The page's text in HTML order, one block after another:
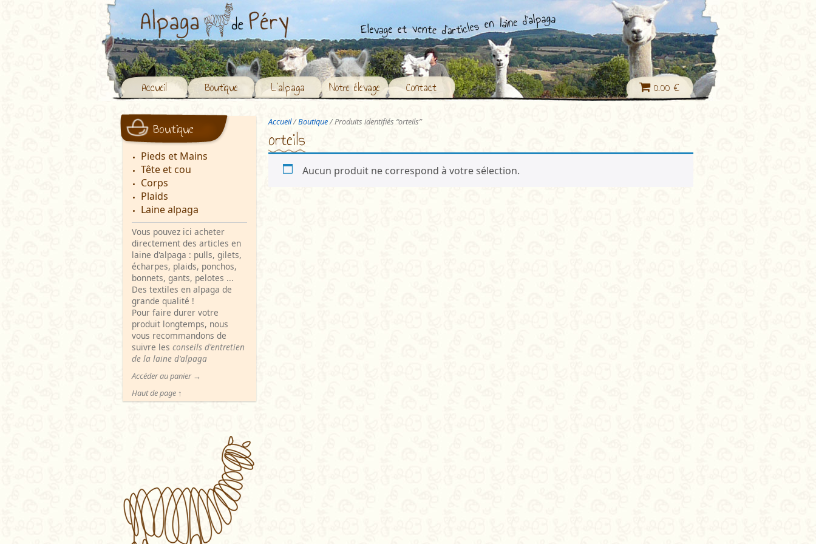
Accueil Boutique L’alpaga Notre élevage Contact 0.00 €
Accueil/Boutique/ Produits identifiés “orteils”
orteils
Aucun produit ne correspond à votre sélection.
Boutique
Pieds et Mains
Tête et cou
Corps
Plaids
Laine alpaga
Vous pouvez ici acheter
directement des articles en
laine d'alpaga : pulls, gilets,
écharpes, plaids, ponchos,
bonnets, gants, pelotes ...
Des textiles en alpaga de
grande qualité !
Pour faire durer votre
produit longtemps, nous
vous recommandons de
suivre les conseils d'entretien
de la laine d'alpaga
Accéder au panier →
Haut de page ↑